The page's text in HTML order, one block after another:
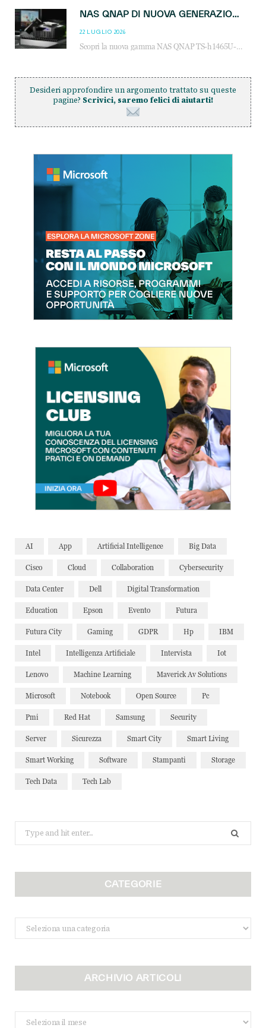
NAS QNAP DI NUOVA GENERAZIONE: PIÙ PRESTAZIONI, SCALABILITÀ E PROTEZIONE DEI DATI PER LE INFRASTRUTTURE IT MODERNE
22 LUGLIO 2026
Scopri la nuova gamma NAS QNAP TS-h1465U-RP, TS-h1065eU e TS-h665U: storage aziendale con ZFS, DDR5, E1.S NVMe e connettività 2.5GbE per backup, virtualizzazione e cybersecurity.
Desideri approfondire un argomento trattato su queste
pagine? Scrivici, saremo felici di aiutarti!
AI App Artificial Intelligence Big Data
Cisco Cloud Collaboration Cybersecurity
Data Center Dell Digital Transformation
Education Epson Evento Futura
Futura City Gaming GDPR Hp IBM
Intel Intelligenza Artificiale Intervista Iot
Lenovo Machine Learning Maverick Av Solutions
Microsoft Notebook Open Source Pc
Pmi Red Hat Samsung Security
Server Sicurezza Smart City Smart Living
Smart Working Software Stampanti Storage
Tech Data Tech Lab
Search
for:
CATEGORIE
Categorie
ARCHIVIO ARTICOLI
Archivio